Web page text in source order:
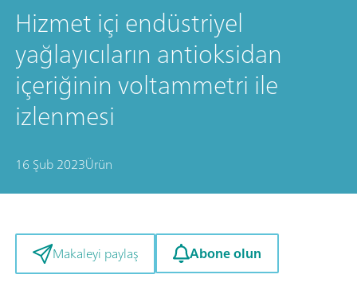
Hizmet içi endüstriyel
yağlayıcıların antioksidan
içeriğinin voltammetri ile
izlenmesi
16 Şub 2023Ürün
Makaleyi paylaş Abone olun